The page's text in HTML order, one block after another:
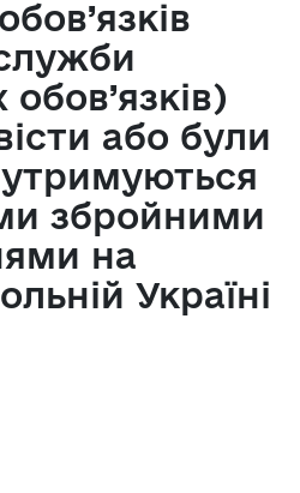
або були
збройними
на
Україні